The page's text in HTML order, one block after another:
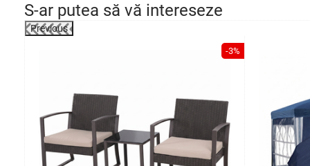
S-ar putea să vă intereseze
Previous
-3%